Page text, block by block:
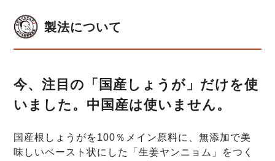
製法について
今、注目の「国産しょうが」だけを使
いました。中国産は使いません。
国産根しょうがを100％メイン原料に、無添加で美
味しいペースト状にした「生姜ヤンニョム」をつく